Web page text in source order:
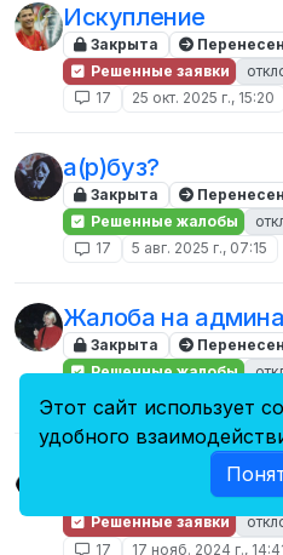
Искупление
Закрыта
Решенные заявки
17
25 окт. 2025 г., 15:20
а(р)буз?
Закрыта
Решенные жалобы
17
5 авг. 2025 г., 07:15
Жалоба на админа
Закрыта
Решенные жалобы
Заявка на разбан
Решенные заявки
17
17 нояб. 2024 г.,
Этот сайт использует
удобного